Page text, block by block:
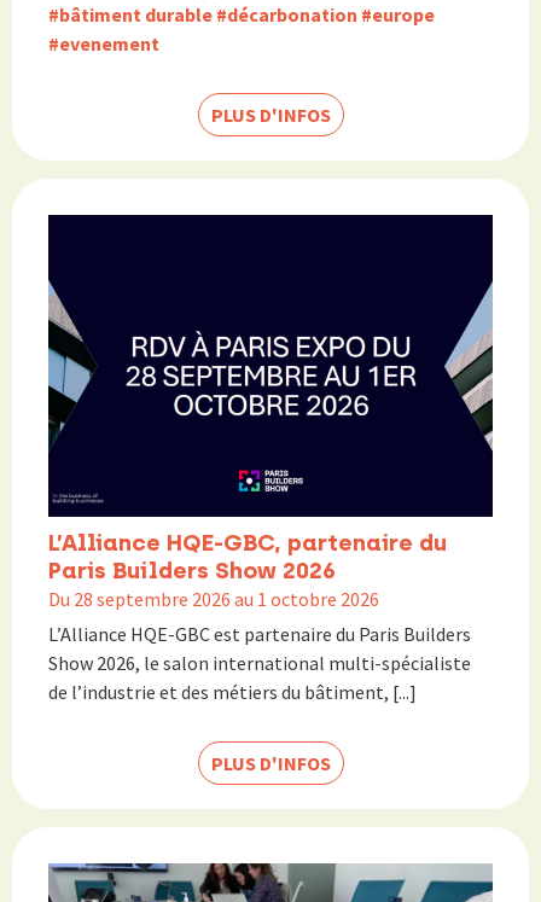
#bâtiment durable #décarbonation #europe
#evenement
PLUS D'INFOS
L’Alliance HQE-GBC, partenaire du
Paris Builders Show 2026
Du 28 septembre 2026 au 1 octobre 2026
L’Alliance HQE-GBC est partenaire du Paris Builders
Show 2026, le salon international multi-spécialiste
de l’industrie et des métiers du bâtiment, [...]
PLUS D'INFOS